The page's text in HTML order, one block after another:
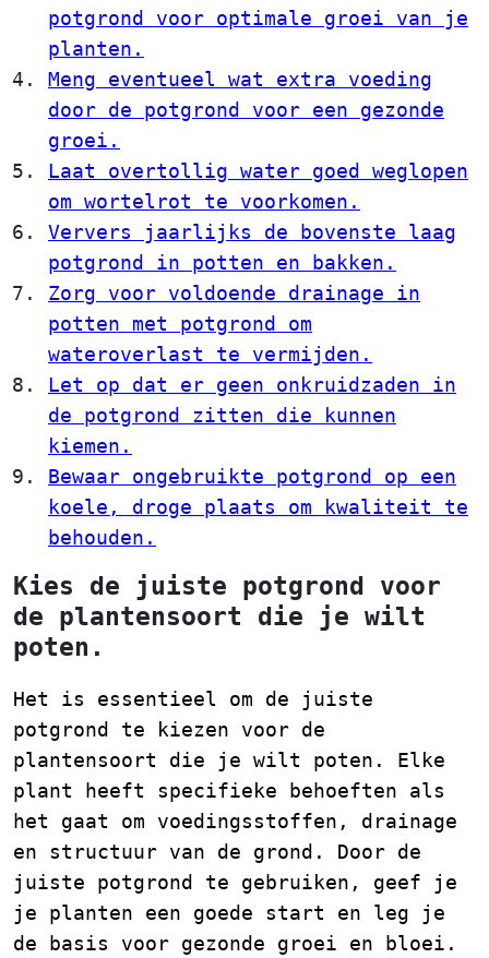
potgrond voor optimale groei van je
planten.
Meng eventueel wat extra voeding
door de potgrond voor een gezonde
groei.
Laat overtollig water goed weglopen
om wortelrot te voorkomen.
Ververs jaarlijks de bovenste laag
potgrond in potten en bakken.
Zorg voor voldoende drainage in
potten met potgrond om
wateroverlast te vermijden.
Let op dat er geen onkruidzaden in
de potgrond zitten die kunnen
kiemen.
Bewaar ongebruikte potgrond op een
koele, droge plaats om kwaliteit te
behouden.
Kies de juiste potgrond voor
de plantensoort die je wilt
poten.
Het is essentieel om de juiste
potgrond te kiezen voor de
plantensoort die je wilt poten. Elke
plant heeft specifieke behoeften als
het gaat om voedingsstoffen, drainage
en structuur van de grond. Door de
juiste potgrond te gebruiken, geef je
je planten een goede start en leg je
de basis voor gezonde groei en bloei.